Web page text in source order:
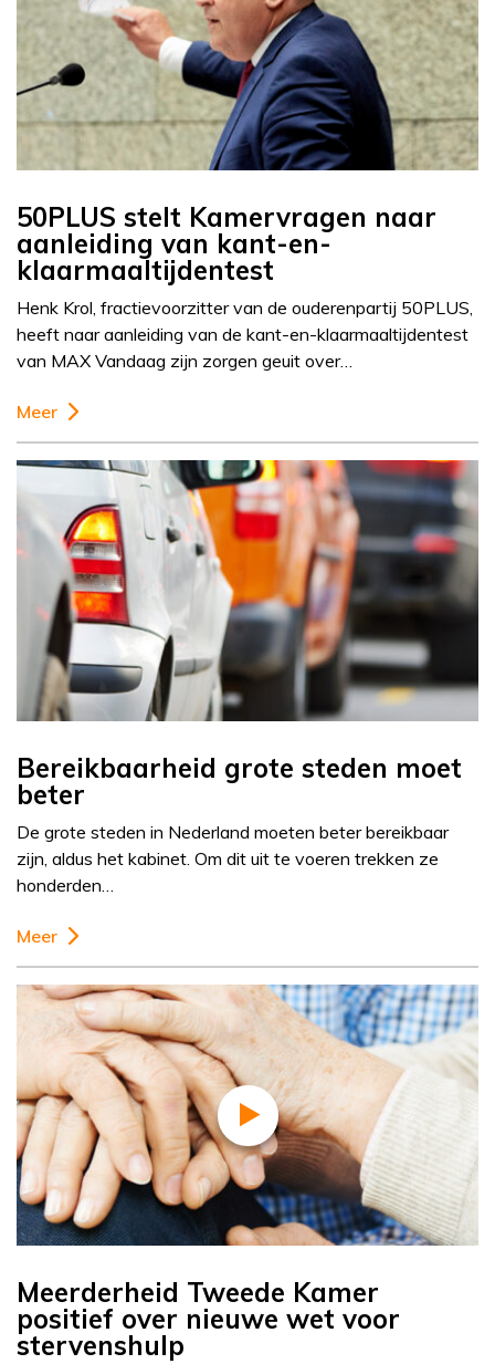
50PLUS stelt Kamervragen naar
aanleiding van kant-en-
klaarmaaltijdentest
Henk Krol, fractievoorzitter van de ouderenpartij 50PLUS,
heeft naar aanleiding van de kant-en-klaarmaaltijdentest
van MAX Vandaag zijn zorgen geuit over…
Meer
Bereikbaarheid grote steden moet
beter
De grote steden in Nederland moeten beter bereikbaar
zijn, aldus het kabinet. Om dit uit te voeren trekken ze
honderden…
Meer
Meerderheid Tweede Kamer
positief over nieuwe wet voor
stervenshulp